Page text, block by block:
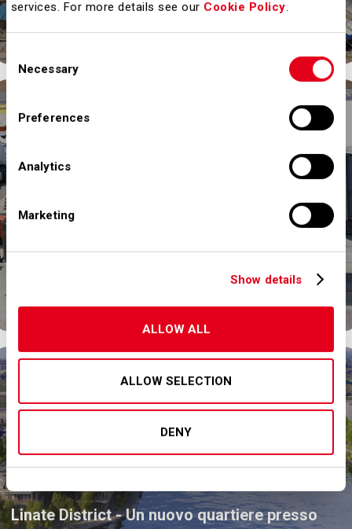
services. For more details see our Cookie Policy.
Selection
Necessary
Preferences
Analytics
Marketing
Show details
ALLOW ALL
ALLOW SELECTION
DENY
Mostra fotografica di Alessio Franconi
Scopri di più
IN CORSO
Scopri di più
Linate District - Un nuovo quartiere presso